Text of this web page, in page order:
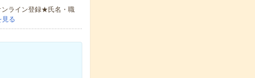
ンライン登録★氏名・職
見る